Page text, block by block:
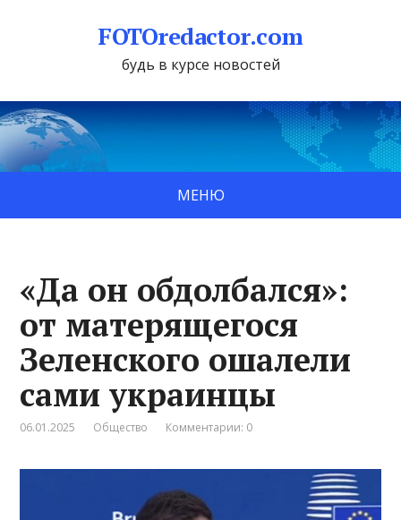
FOTOredactor.com
будь в курсе новостей
МЕНЮ
«Да он обдолбался»:
от матерящегося
Зеленского ошалели
сами украинцы
06.01.2025 Общество Комментарии: 0